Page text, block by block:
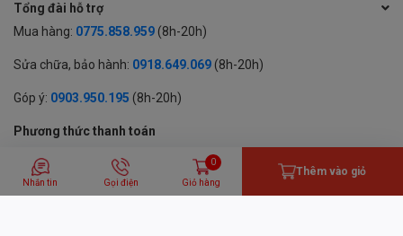
Tổng đài hỗ trợ
Mua hàng: 0775.858.959 (8h-20h)
Sửa chữa, bảo hành: 0918.649.069 (8h-20h)
Góp ý: 0903.950.195 (8h-20h)
Phương thức thanh toán
Nhắn tin Gọi điện
0
Giỏ hàng
Thêm vào giỏ